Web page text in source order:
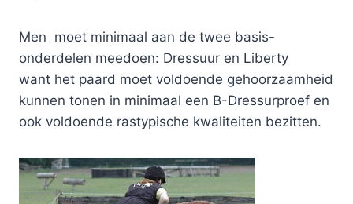
Men moet minimaal aan de twee basis-
onderdelen meedoen: Dressuur en Liberty
want het paard moet voldoende gehoorzaamheid
kunnen tonen in minimaal een B-Dressurproef en
ook voldoende rastypische kwaliteiten bezitten.